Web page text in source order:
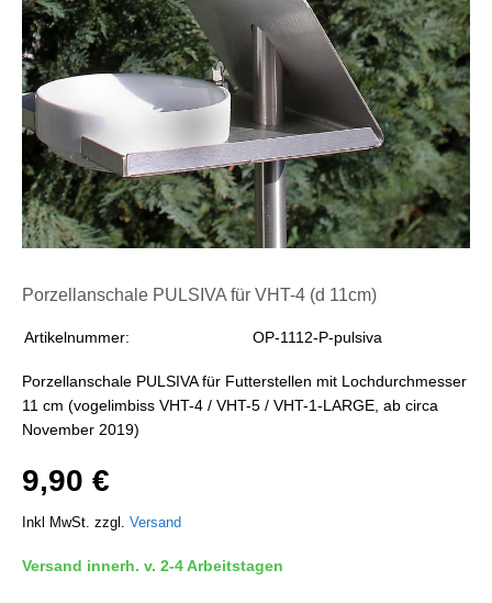
Porzellanschale PULSIVA für VHT-4 (d 11cm)
Artikelnummer: OP-1112-P-pulsiva
Porzellanschale PULSIVA für Futterstellen mit Lochdurchmesser
11 cm (vogelimbiss VHT-4 / VHT-5 / VHT-1-LARGE, ab circa
November 2019)
9,90 €
Inkl MwSt. zzgl. Versand
Versand innerh. v. 2-4 Arbeitstagen